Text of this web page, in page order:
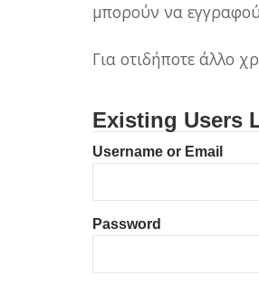
μπορούν να
Για οτιδήποτε άλλο
Existing Users
Username or Email
Password